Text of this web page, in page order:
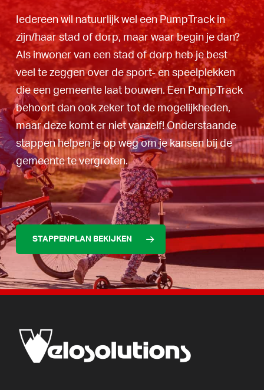
Iedereen wil natuurlijk wel een PumpTrack in
zijn/haar stad of dorp, maar waar begin je dan?
Als inwoner van een stad of dorp heb je best
veel te zeggen over de sport- en speelplekken
die een gemeente laat bouwen. Een PumpTrack
behoort dan ook zeker tot de mogelijkheden,
maar deze komt er niet vanzelf! Onderstaande
stappen helpen je op weg om je kansen bij de
gemeente te vergroten.
STAPPENPLAN BEKIJKEN